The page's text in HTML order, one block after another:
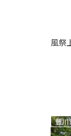
風祭
豐川